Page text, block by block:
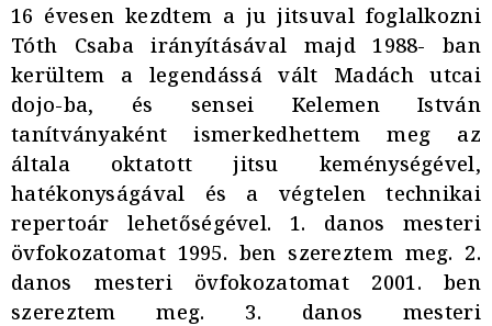
16 évesen kezdtem a ju jitsuval foglalkozni
Tóth Csaba irányításával majd 1988- ban
kerültem a legendássá vált Madách utcai
dojo-ba, és sensei Kelemen István
tanítványaként ismerkedhettem meg az
általa oktatott jitsu keménységével,
hatékonyságával és a végtelen technikai
repertoár lehetőségével. 1. danos mesteri
övfokozatomat 1995. ben szereztem meg. 2.
danos mesteri övfokozatomat 2001. ben
szereztem meg. 3. danos mesteri